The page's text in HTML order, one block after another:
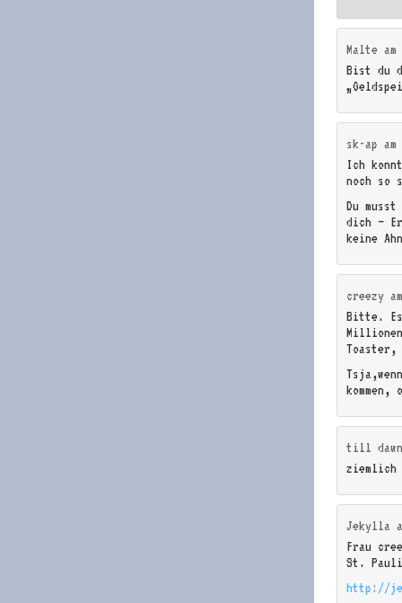
Malte am
Bist du
sk-ap am
Ich
noch so
Du
dich –
keine
creezy
Bitte.
kommen,
till dawn
ziemlich
Jekylla
Frau
St.
http://